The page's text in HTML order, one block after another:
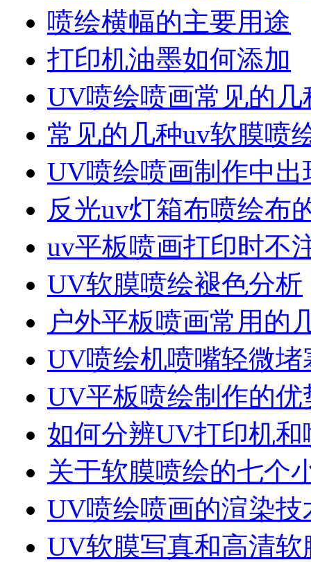
喷绘横幅的主要用途
打印机油墨如何添加
UV喷绘喷画常见的几
常见的几种uv软膜喷
UV喷绘喷画制作中
反光uv灯箱布喷绘布
uv平板喷画打印时不
UV软膜喷绘褪色分析
户外平板喷画常用的
UV喷绘机喷嘴轻微堵
UV平板喷绘制作的优
如何分辨UV打印机和
关于软膜喷绘的七个
UV喷绘喷画的渲染技
UV软膜写真和高清